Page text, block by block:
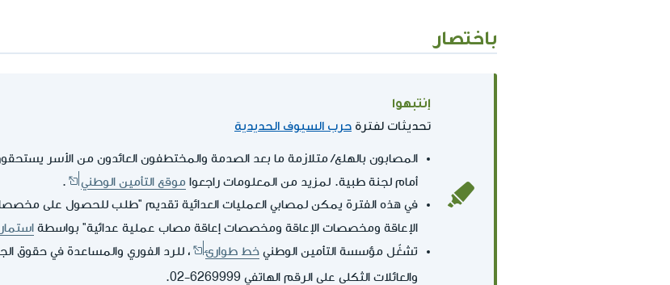
باختصار
إنتبهوا
تحديثات لفترة حرب السيوف الحديدية
المصابون بالهلع/ متلازمة ما بعد الصدمة والمختطفون العائدون من الأسر
أمام لجنة طبية. لمزيد من المعلومات راجعوا موقع التأمين الوطني
.
في هذه الفترة يمكن لمصابي العمليات العدائية تقديم "طلب للحصول على
الإعاقة ومخصصات الإعاقة ومخصصات إعاقة مصاب عملية عدائية" بواسطة
تشغّل مؤسسة التأمين الوطني خط طوارئ
، للرد الفوري والمساعدة في حقوق
والعائلات الثكلى على الرقم الهاتفي 02-6269999
.